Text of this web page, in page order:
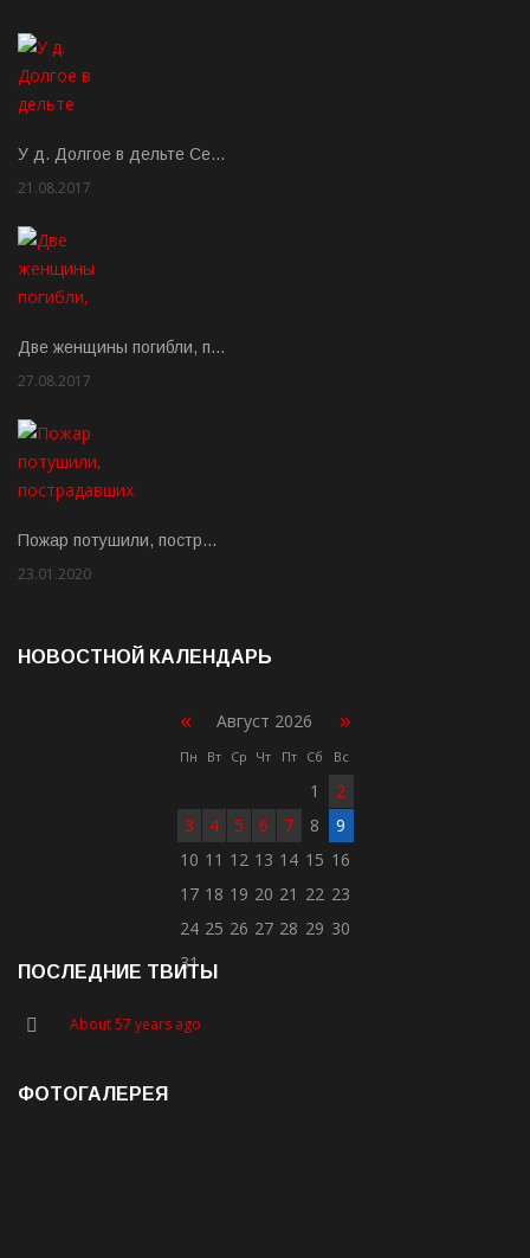
У д. Долгое в дельте Се…
21.08.2017
Две женщины погибли, п…
27.08.2017
Пожар потушили, постр…
23.01.2020
НОВОСТНОЙ КАЛЕНДАРЬ
« Август 2026 »
Пн Вт Ср Чт Пт Сб Вс
1
2
3
4 5 6 7 8
9
10 11 12 13 14 15 16
17 18 19 20 21 22 23
24 25 26 27 28 29 30
31
ПОСЛЕДНИЕ ТВИТЫ
About 57 years ago
ФОТОГАЛЕРЕЯ